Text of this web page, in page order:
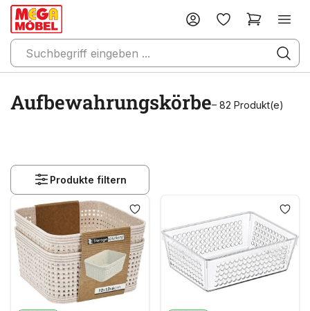
Aufbewahrungskörbe– 82 Produkt(e)
Produkte filtern